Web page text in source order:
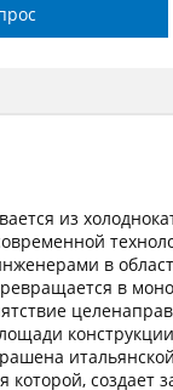
из
в
в
которой,